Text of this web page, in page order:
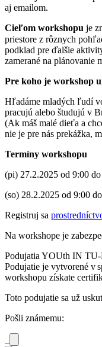
aj emailom.
Cieľom workshopu je
priestore z rôznych
podklad pre ďalšie
zamerané na plánovanie
Pre koho je workshop
Hľadáme mladých ľudí
pracujú alebo študujú v
(Ak máš malé dieťa a
nie je pre nás prekážka,
Termíny workshopu
(pi) 27.2.2025 od 9:00
(so) 28.2.2025 od 9:00
Registruj sa
Na workshope je
Podujatia YOUth IN TU-
Podujatie je vytvorené v
workshopu získate
Toto podujatie sa už
Pošli známemu: